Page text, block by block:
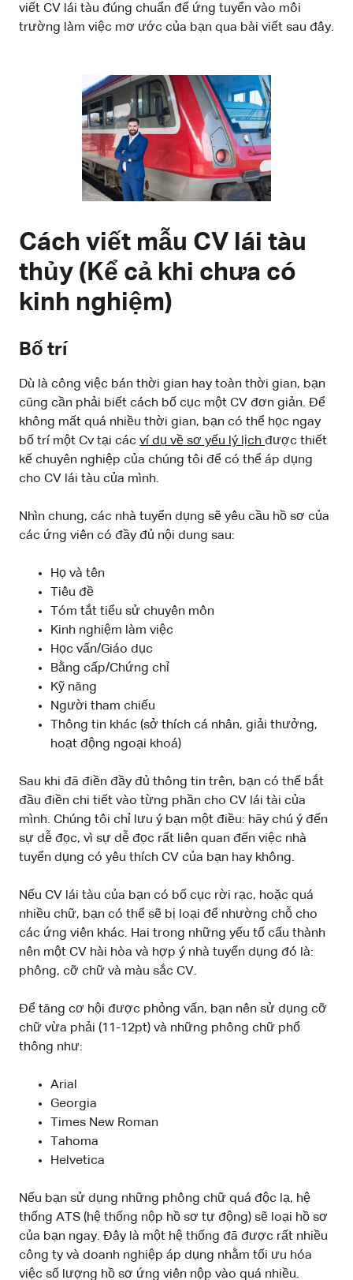
viết CV lái tàu đúng chuẩn để ứng tuyển vào môi
trường làm việc mơ ước của bạn qua bài viết sau đây.
Cách viết mẫu CV lái tàu
thủy (Kể cả khi chưa có
kinh nghiệm)
Bố trí
Dù là công việc bán thời gian hay toàn thời gian, bạn
cũng cần phải biết cách bố cục một CV đơn giản. Để
không mất quá nhiều thời gian, bạn có thể học ngay
bố trí một Cv tại các ví dụ về sơ yếu lý lịch được thiết
kế chuyên nghiệp của chúng tôi để có thể áp dụng
cho CV lái tàu của mình.
Nhìn chung, các nhà tuyển dụng sẽ yêu cầu hồ sơ của
các ứng viên có đầy đủ nội dung sau:
Họ và tên
Tiêu đề
Tóm tắt tiểu sử chuyên môn
Kinh nghiệm làm việc
Học vấn/Giáo dục
Bằng cấp/Chứng chỉ
Kỹ năng
Người tham chiếu
Thông tin khác (sở thích cá nhân, giải thưởng,
hoạt động ngoại khoá)
Sau khi đã điền đầy đủ thông tin trên, bạn có thể bắt
đầu điền chi tiết vào từng phần cho CV lái tài của
mình. Chúng tôi chỉ lưu ý bạn một điều: hãy chú ý đến
sự dễ đọc, vì sự dễ đọc rất liên quan đến việc nhà
tuyển dụng có yêu thích CV của bạn hay không.
Nếu CV lái tàu của bạn có bố cục rời rạc, hoặc quá
nhiều chữ, bạn có thể sẽ bị loại để nhường chỗ cho
các ứng viên khác. Hai trong những yếu tố cấu thành
nên một CV hài hòa và hợp ý nhà tuyển dụng đó là:
phông, cỡ chữ và màu sắc CV.
Để tăng cơ hội được phỏng vấn, bạn nên sử dụng cỡ
chữ vừa phải (11-12pt) và những phông chữ phổ
thông như:
Arial
Georgia
Times New Roman
Tahoma
Helvetica
Nếu bạn sử dụng những phông chữ quá độc lạ, hệ
thống ATS (hệ thống nộp hồ sơ tự động) sẽ loại hồ sơ
của bạn ngay. Đây là một hệ thống đã được rất nhiều
công ty và doanh nghiệp áp dụng nhằm tối ưu hóa
việc số lượng hồ sơ ứng viên nộp vào quá nhiều.